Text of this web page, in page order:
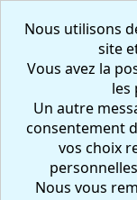
Nous utilisons
site
Vous avez la
les
Un autre
consentement
vos choix
Nous vous